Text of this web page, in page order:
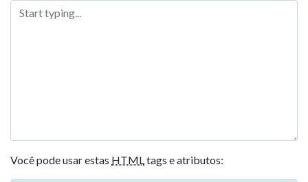
Você pode usar estas HTMLtags e atributos: